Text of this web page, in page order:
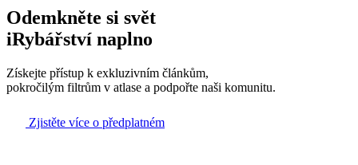
Odemkněte si svět
iRybářství naplno
Získejte přístup k exkluzivním článkům,
pokročilým filtrům v atlase a podpořte naši komunitu.
Zjistěte více o předplatném